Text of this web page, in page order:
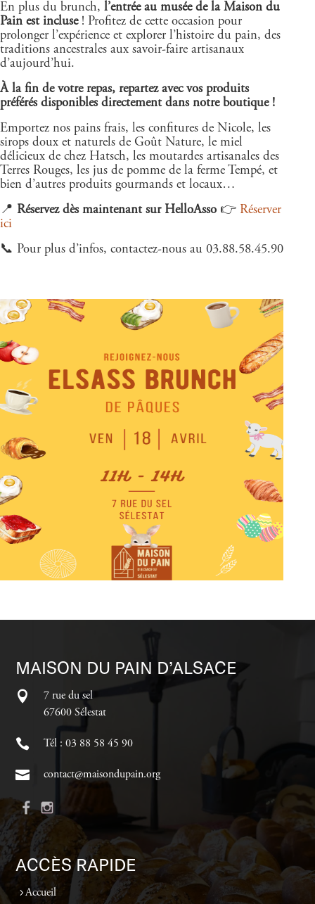
En plus du brunch, l’entrée au musée de la Maison du
Pain est incluse! Profitez de cette occasion pour
prolonger l’expérience et explorer l’histoire du pain, des
traditions ancestrales aux savoir-faire artisanaux
d’aujourd’hui.
À la fin de votre repas, repartez avec vos produits
préférés disponibles directement dans notre boutique !
Emportez nos pains frais, les confitures de Nicole, les
sirops doux et naturels de Goût Nature, le miel
délicieux de chez Hatsch, les moutardes artisanales des
Terres Rouges, les jus de pomme de la ferme Tempé, et
bien d’autres produits gourmands et locaux…
📍 Réservez dès maintenant sur HelloAsso 👉 Réserver
ici
📞 Pour plus d’infos, contactez-nous au 03.88.58.45.90
MAISON DU PAIN D’ALSACE
7 rue du sel
67600 Sélestat
Tél : 03 88 58 45 90
contact@maisondupain.org
ACCÈS RAPIDE
Accueil